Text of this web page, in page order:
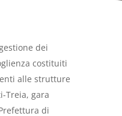
dei
costituiti
alle strutture
Treia, gara
di